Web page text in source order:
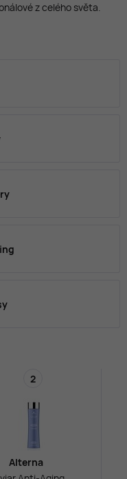
z celého světa.
2
Alterna